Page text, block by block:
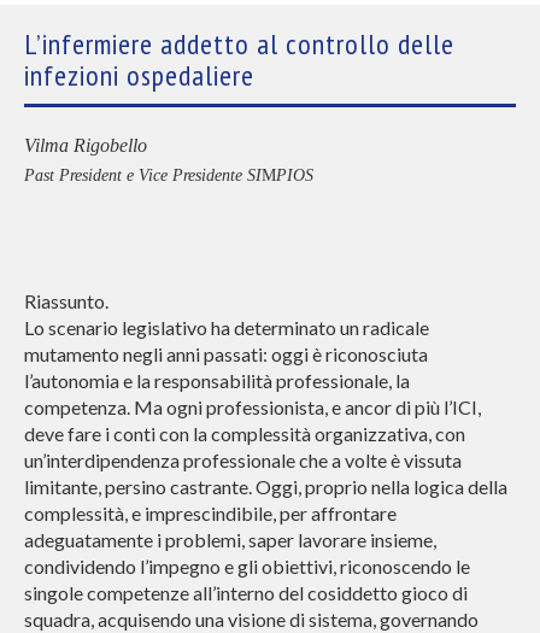
L’infermiere addetto al controllo delle
infezioni ospedaliere
Vilma Rigobello
Past President e Vice Presidente SIMPIOS
Riassunto.
Lo scenario legislativo ha determinato un radicale
mutamento negli anni passati: oggi è riconosciuta
l’autonomia e la responsabilità professionale, la
competenza. Ma ogni professionista, e ancor di più l’ICI,
deve fare i conti con la complessità organizzativa, con
un’interdipendenza professionale che a volte è vissuta
limitante, persino castrante. Oggi, proprio nella logica della
complessità, e imprescindibile, per affrontare
adeguatamente i problemi, saper lavorare insieme,
condividendo l’impegno e gli obiettivi, riconoscendo le
singole competenze all’interno del cosiddetto gioco di
squadra, acquisendo una visione di sistema, governando